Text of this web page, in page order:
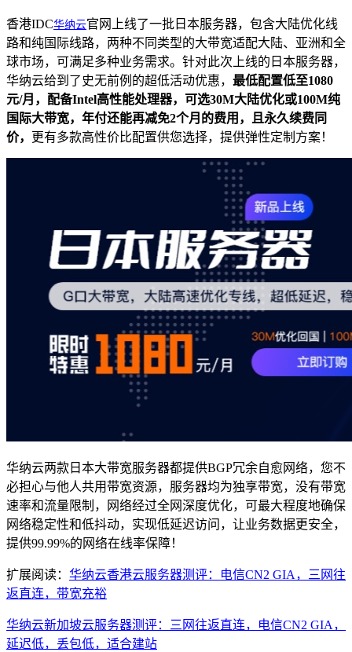
香港IDC华纳云官网上线了一批日本服务器，包含大陆优化线
路和纯国际线路，两种不同类型的大带宽适配大陆、亚洲和全
球市场，可满足多种业务需求。针对此次上线的日本服务器，
华纳云给到了史无前例的超低活动优惠， 最低配置低至1080
元/月，配备Intel高性能处理器，可选30M大陆优化或100M纯
国际大带宽，年付还能再减免2个月的费用，且永久续费同
价，
更有多款高性价比配置供您选择，提供弹性定制方案！
华纳云两款日本大带宽服务器都提供BGP冗余自愈网络，您不
必担心与他人共用带宽资源，服务器均为独享带宽，没有带宽
速率和流量限制，网络经过全网深度优化，可最大程度地确保
网络稳定性和低抖动，实现低延迟访问，让业务数据更安全，
提供99.99%的网络在线率保障！
扩展阅读： 华纳云香港云服务器测评：电信CN2 GIA，三网往
返直连，带宽充裕
华纳云新加坡云服务器测评：三网往返直连，电信CN2 GIA，
延迟低，丢包低，适合建站